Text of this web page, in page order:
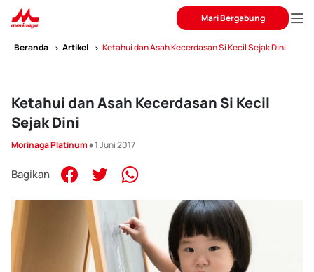
Mari Bergabung
Beranda Artikel Ketahui dan Asah Kecerdasan Si Kecil Sejak Dini
Ketahui dan Asah Kecerdasan Si Kecil
Sejak Dini
Morinaga Platinum♦ 1 Juni 2017
Bagikan